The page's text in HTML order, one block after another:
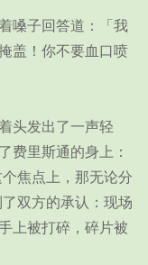
嗓子回答道：「我
盖！你不要血口喷
头发出了一声轻
费里斯通的身上：
个焦点上，那无论分
双方的承认：现场
上被打碎，碎片被